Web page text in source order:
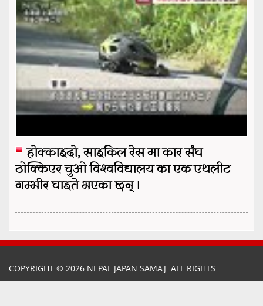
होक्काइदो, साइकिल रेस मा कार संघ
ठोक्किएर चुओ विश्वविद्यालय का एक एथलीट
गम्भीर घाइते भएका छन् ।
COPYRIGHT © 2026 NEPAL JAPAN SAMAJ. ALL RIGHTS
RESERVED.